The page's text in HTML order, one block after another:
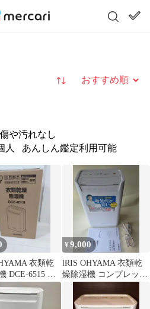
並び替え
や汚れなし
人 あんしん鑑定利用可能
衣類乾
DCE-6515 本
¥9,000
lRIS OHYAMA 衣類乾
燥除湿機 コンプレッサ